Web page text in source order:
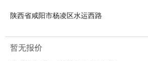
陕西省咸阳市杨凌区水运西路
暂无报价